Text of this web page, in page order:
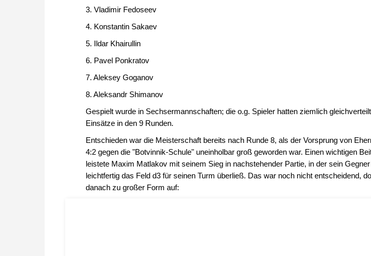
3. Vladimir Fedoseev
4. Konstantin Sakaev
5. Ildar Khairullin
6. Pavel Ponkratov
7. Aleksey Goganov
8. Aleksandr Shimanov
Gespielt wurde in Sechsermannschaften; die o.g. Spieler hatten ziemlich
Einsätze in den 9 Runden.
Entschieden war die Meisterschaft bereits nach Runde 8, als der Vorsprung von
4:2 gegen die "Botvinnik-Schule" uneinholbar groß geworden war. Einen wichtigen
leistete Maxim Matlakov mit seinem Sieg in nachstehender Partie, in der sein
leichtfertig das Feld d3 für seinen Turm überließ. Das war noch nicht entscheidend,
danach zu großer Form auf: